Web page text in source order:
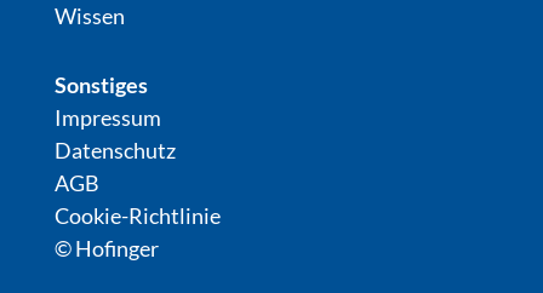
Wissen
Sonstiges
Impressum
Datenschutz
AGB
Cookie-Richtlinie
© Hofinger